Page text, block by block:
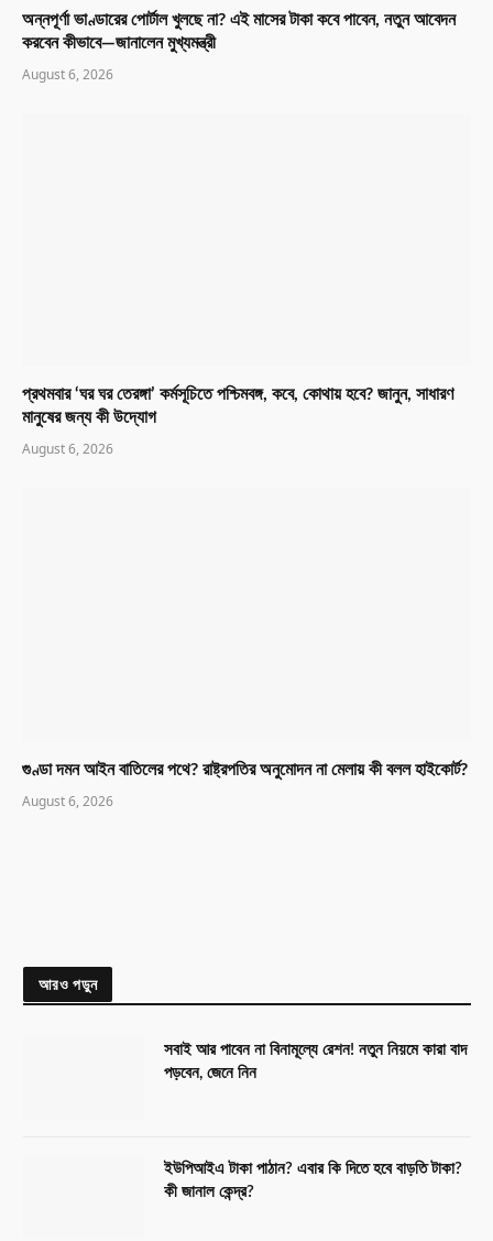
অন্নপূর্ণা ভাণ্ডারের পোর্টাল খুলছে না? এই মাসের টাকা কবে পাবেন, নতুন আবেদন
করবেন কীভাবে—জানালেন মুখ্যমন্ত্রী
August 6, 2026
প্রথমবার ‘ঘর ঘর তেরঙ্গা’ কর্মসূচিতে পশ্চিমবঙ্গ, কবে, কোথায় হবে? জানুন, সাধারণ
মানুষের জন্য কী উদ্যোগ
August 6, 2026
গুণ্ডা দমন আইন বাতিলের পথে? রাষ্ট্রপতির অনুমোদন না মেলায় কী বলল হাইকোর্ট?
August 6, 2026
আরও পড়ুন
সবাই আর পাবেন না বিনামূল্যে রেশন! নতুন নিয়মে কারা বাদ
পড়বেন, জেনে নিন
ইউপিআইএ টাকা পাঠান? এবার কি দিতে হবে বাড়তি টাকা?
কী জানাল কেন্দ্র?